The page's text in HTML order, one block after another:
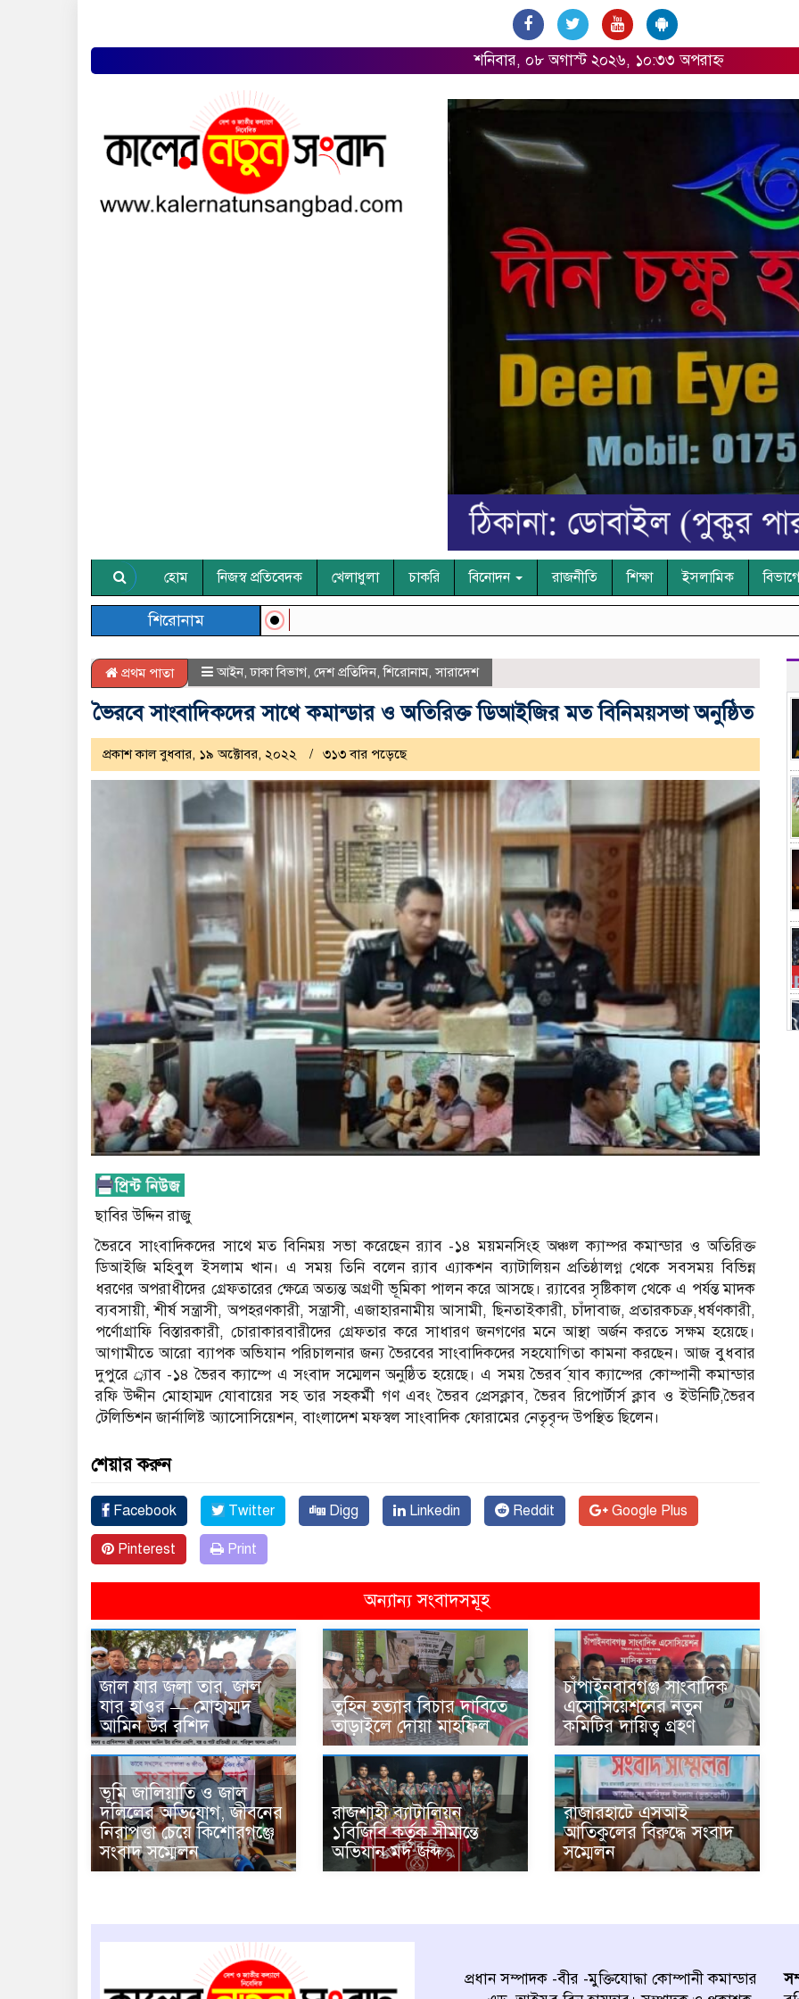
শনিবার, ০৮ অগাস্ট ২০২৬, ১০:৩৩ অপরাহ্ন
হোম নিজস্ব প্রতিবেদক খেলাধুলা চাকরি বিনোদন রাজনীতি শিক্ষা ইসলামিক
শিরোনাম
প্রথম পাতা আইন,ঢাকা বিভাগ, দেশ প্রতিদিন,শিরোনাম,সারাদেশ
ভৈরবে সাংবাদিকদের সাথে কমান্ডার ও অতিরিক্ত ডিআইজির মত বিনিময়সভা অনুষ্ঠিত
প্রকাশ কাল বুধবার, ১৯ অক্টোবর, ২০২২ ৩১৩ বার পড়েছে
ছাবির উদ্দিন রাজু
ভৈরবে সাংবাদিকদের সাথে মত বিনিময় সভা করেছেন র‌্যাব -১৪ ময়মনসিংহ অঞ্চল ক্যাম্পর কমান্ডার ও অতিরিক্ত
ডিআইজি মহিবুল ইসলাম খান। এ সময় তিনি বলেন র‌্যাব এ্যাকশন ব্যাটালিয়ন প্রতিষ্ঠালগ্ন থেকে সবসময় বিভিন্ন
ধরণের অপরাধীদের গ্রেফতারের ক্ষেত্রে অত্যন্ত অগ্রণী ভূমিকা পালন করে আসছে। র‌্যাবের সৃষ্টিকাল থেকে এ পর্যন্ত মাদক
ব্যবসায়ী, শীর্ষ সন্ত্রাসী, অপহরণকারী, সন্ত্রাসী, এজাহারনামীয় আসামী, ছিনতাইকারী, চাঁদাবাজ, প্রতারকচক্র,ধর্ষণকারী,
পর্ণোগ্রাফি বিস্তারকারী, চোরাকারবারীদের গ্রেফতার করে সাধারণ জনগণের মনে আস্থা অর্জন করতে সক্ষম হয়েছে।
আগামীতে আরো ব্যাপক অভিযান পরিচালনার জন্য ভৈরবের সাংবাদিকদের সহযোগিতা কামনা করছেন। আজ বুধবার
দুপুরে র্্যাব -১৪ ভৈরব ক্যাম্পে এ সংবাদ সম্মেলন অনুষ্ঠিত হয়েছে। এ সময় ভৈরব র্্যাব ক্যাম্পের কোম্পানী কমান্ডার
রফি উদ্দীন মোহাম্মদ যোবায়ের সহ তার সহকর্মী গণ এবং ভৈরব প্রেসক্লাব, ভৈরব রিপোর্টার্স ক্লাব ও ইউনিটি,ভৈরব
টেলিভিশন জার্নালিষ্ট অ্যাসোসিয়েশন, বাংলাদেশ মফস্বল সাংবাদিক ফোরামের নেতৃবৃন্দ উপস্থিত ছিলেন।
শেয়ার করুন
Facebook Twitter Digg Linkedin Reddit Google Plus
Pinterest Print
অন্যান্য সংবাদসমূহ
জাল যার জলা তার, জাল
যার হাওর — মোহাম্মদ
আমিন উর রশিদ
তুহিন হত্যার বিচার দাবিতে
তাড়াইলে দোয়া মাহফিল
চাঁপাইনবাবগঞ্জ সাংবাদিক
এসোসিয়েশনের নতুন
কমিটির দায়িত্ব গ্রহণ
ভূমি জালিয়াতি ও জাল
দলিলের অভিযোগ, জীবনের
নিরাপত্তা চেয়ে কিশোরগঞ্জে
সংবাদ সম্মেলন
রাজশাহী ব্যাটালিয়ন
১বিজিবি কর্তৃক সীমান্তে
অভিযান মদ জব্দ
রাজারহাটে এসআই
আতিকুলের বিরুদ্ধে সংবাদ
সম্মেলন
প্রধান সম্পাদক -বীর -মুক্তিযোদ্ধা কোম্পানী কমান্ডার